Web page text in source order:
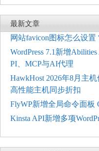
最新文章
网站favicon图标怎么设
WordPress 7.1新增
PI、MCP与AI代理
HawkHost 2026年8月主
高性能主机同步折扣
FlyWP新增全局命令面板
Kinsta API新增多项